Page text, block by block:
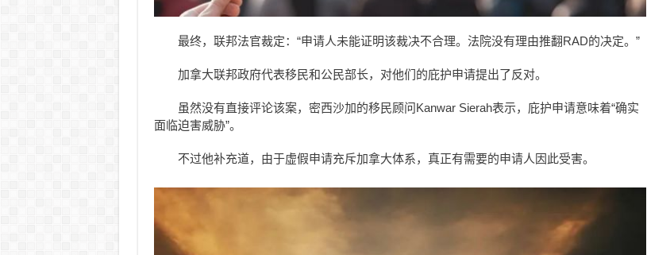
最终，联邦法官裁定：“申请人未能证明该裁决不合理。法院没有理由推翻RAD的决定。”
加拿大联邦政府代表移民和公民部长，对他们的庇护申请提出了反对。
虽然没有直接评论该案，密西沙加的移民顾问Kanwar Sierah表示，庇护申请意味着“确实
面临迫害威胁”。
不过他补充道，由于虚假申请充斥加拿大体系，真正有需要的申请人因此受害。